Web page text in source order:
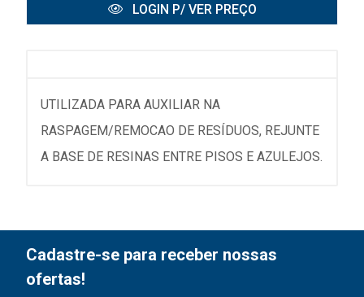
LOGIN P/ VER PREÇO
UTILIZADA PARA AUXILIAR NA
RASPAGEM/REMOCAO DE RESÍDUOS, REJUNTE
A BASE DE RESINAS ENTRE PISOS E AZULEJOS.
Cadastre-se para receber nossas
ofertas!